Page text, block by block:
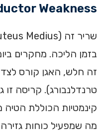
Weakness)
בזמן הליכה. מחקרים
זה חלש, האגן קורס
טרנדלנבורג). קריסה
קינמטיות הכוללת
מה שמפעיל כוחות